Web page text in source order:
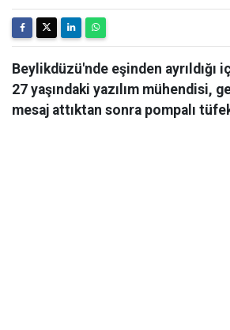
Beylikdüzü'nde eşinden ayrıldığı
27 yaşındaki yazılım mühendisi,
mesaj attıktan sonra pompalı